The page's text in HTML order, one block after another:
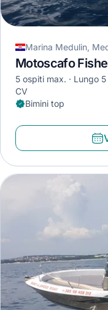
Marina Medulin,
Motoscafo
5 ospiti max. Lungo 5
CV
Bimini top